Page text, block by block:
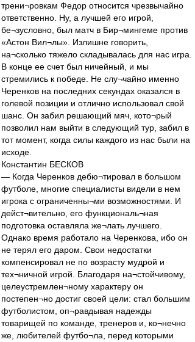
трени¬ровкам Федор относится чрезвычайно
ответственно. Ну, а лучшей его игрой,
бе¬зусловно, был матч в Бир¬мингеме против
«Астон Вил¬лы». Излишне говорить,
на¬сколько тяжело складывалась для нас игра.
В конце ее счет был ничейный, и мы
стремились к победе. Не слу¬чайно именно
Черенков на последних секундах оказался в
голевой позиции и отлично использовал свой
шанс. Он забил решающий мяч, кото¬рый
позволил нам выйти в следующий тур, забил в
тот момент, когда силы каждого из нас были на
исходе.
Константин БЕСКОВ
— Когда Черенков дебю¬тировал в большом
футболе, многие специалисты видели в нем
игрока с ограниченны¬ми возможностями. И
дейст¬вительно, его функциональ¬ная
подготовка оставляла же¬лать лучшего.
Однако время работало на Черенкова, ибо он
не терял его даром. Свои недостатки
компенсировал не по возрасту мудрой и
тех¬ничной игрой. Благодаря на¬стойчивому,
целеустремлен¬ному характеру он
постепен¬но достиг своей цели: стал большим
футболистом, оп¬равдывая надежды
товарищей по команде, тренеров и, ко¬нечно
же, любителей футбо¬ла, перед которыми